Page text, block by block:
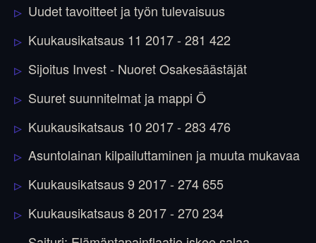
Uudet tavoitteet ja työn tulevaisuus
Kuukausikatsaus 11 2017 - 281 422
Sijoitus Invest - Nuoret Osakesäästäjät
Suuret suunnitelmat ja mappi Ö
Kuukausikatsaus 10 2017 - 283 476
Asuntolainan kilpailuttaminen ja muuta mukavaa
Kuukausikatsaus 9 2017 - 274 655
Kuukausikatsaus 8 2017 - 270 234